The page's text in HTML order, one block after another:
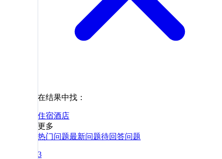
在结果中找：
住宿酒店
更多
热门问题最新问题待回答问题
3